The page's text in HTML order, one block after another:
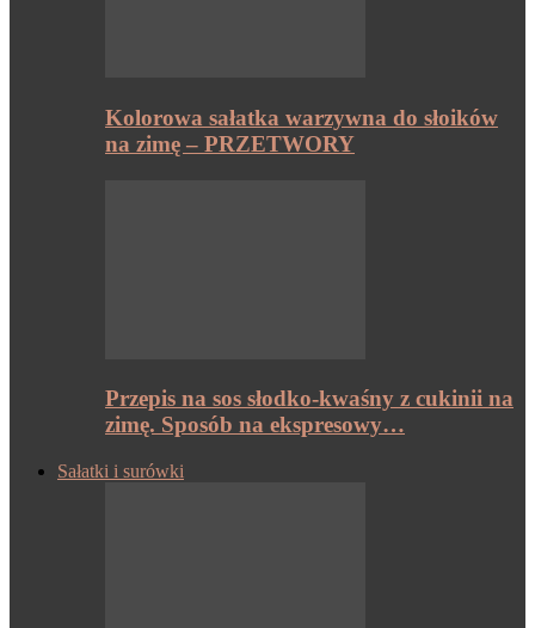
Kolorowa sałatka warzywna do słoików
na zimę – PRZETWORY
Przepis na sos słodko-kwaśny z cukinii na
zimę. Sposób na ekspresowy…
Sałatki i surówki